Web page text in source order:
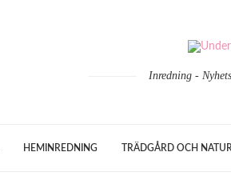
Inredning -
HEMINREDNING TRÄDGÅRD OCH NATUR